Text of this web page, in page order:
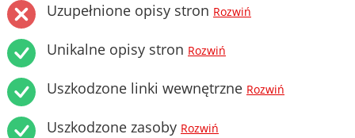
Uzupełnione opisy stron Rozwiń
Unikalne opisy stron Rozwiń
Uszkodzone linki wewnętrzne Rozwiń
Uszkodzone zasoby Rozwiń